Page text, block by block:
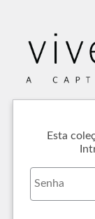
Esta